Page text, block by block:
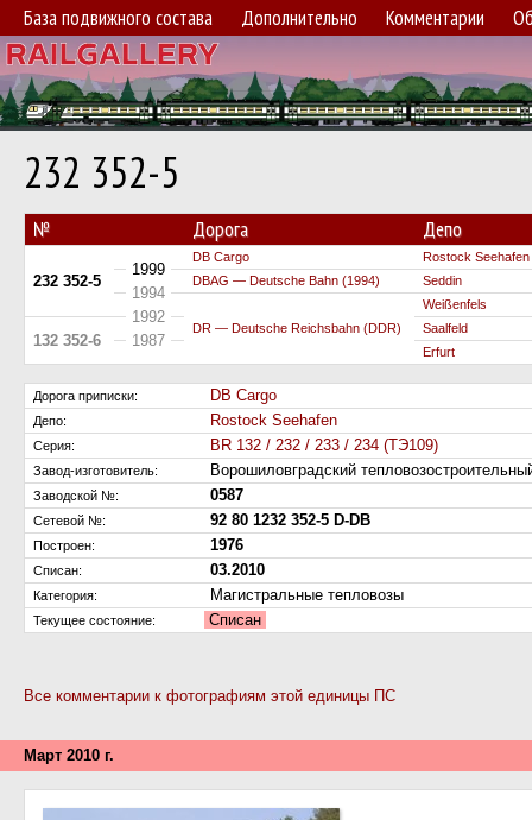
База подвижного состава Дополнительно Комментарии
232 352-5
№ Дорога Депо
232 352-5
1999
DB Cargo Rostock Seehafen
1994
DBAG — Deutsche Bahn (1994) Seddin
1992
DR — Deutsche Reichsbahn (DDR)
Weißenfels
132 352-6 1987
Saalfeld
Erfurt
Дорога приписки: DB Cargo
Депо: Rostock Seehafen
Серия: BR 132 / 232 / 233 / 234 (ТЭ109)
Завод-изготовитель: Ворошиловградский
Заводской №: 0587
Сетевой №: 92 80 1232 352-5 D-DB
Построен: 1976
Списан: 03.2010
Категория: Магистральные тепловозы
Текущее состояние: Списан
Все комментарии к фотографиям этой единицы ПС
Март 2010 г.